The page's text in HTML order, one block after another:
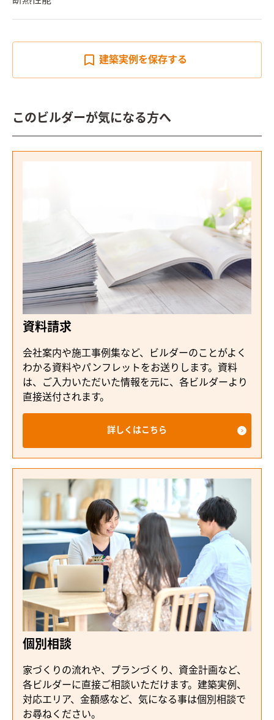
建築実例を保存する
このビルダーが気になる方へ
資料請求
会社案内や施工事例集など、ビルダーのことがよく
わかる資料やパンフレットをお送りします。資料
は、ご入力いただいた情報を元に、各ビルダーより
直接送付されます。
詳しくはこちら
個別相談
家づくりの流れや、プランづくり、資金計画など、
各ビルダーに直接ご相談いただけます。建築実例、
対応エリア、金額感など、気になる事は個別相談で
お尋ねください。